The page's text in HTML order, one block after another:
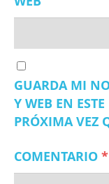
GUARDA MI
Y WEB EN
PRÓXIMA VEZ
COMENTARIO *